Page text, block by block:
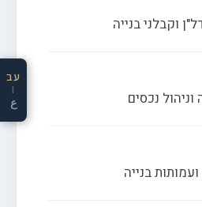
וקבלני בנייה
נכסים
בנייה
עב
|
ع